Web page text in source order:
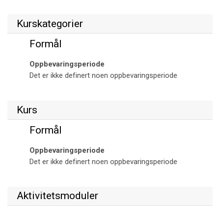
Kurskategorier
Formål
Oppbevaringsperiode
Det er ikke definert noen oppbevaringsperiode
Kurs
Formål
Oppbevaringsperiode
Det er ikke definert noen oppbevaringsperiode
Aktivitetsmoduler